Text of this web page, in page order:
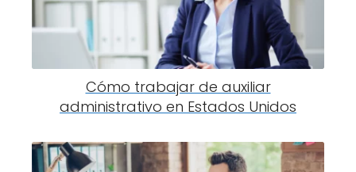
Cómo trabajar de auxiliar
administrativo en Estados Unidos